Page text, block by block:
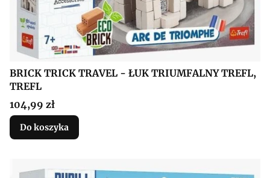
BRICK TRICK TRAVEL - ŁUK TRIUMFALNY TREFL,
TREFL
Cena
104,99 zł
Do koszyka